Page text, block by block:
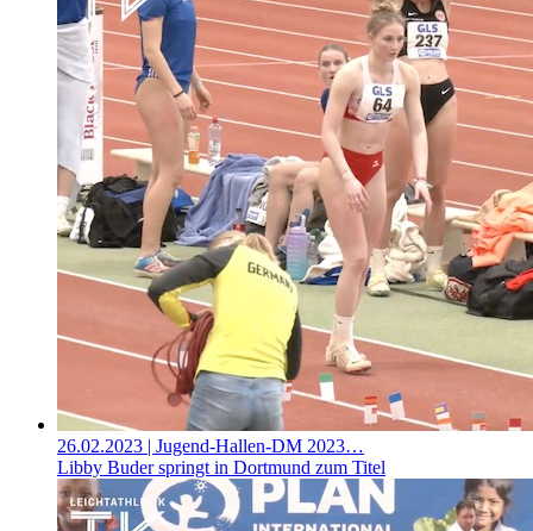
26.02.2023 | Jugend-Hallen-DM 2023…
Libby Buder springt in Dortmund zum Titel